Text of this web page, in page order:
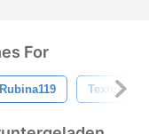
For
Rubina119 Texturen